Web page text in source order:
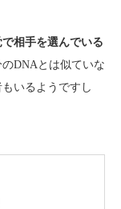
相手を選んでいる
のDNAとは似ていな
いるようですし